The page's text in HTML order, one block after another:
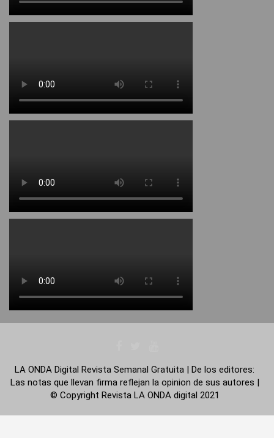
LA ONDA Digital Revista Semanal Gratuita | De los editores:
Las notas que llevan firma reflejan la opinion de sus autores |
© Copyright Revista LA ONDA digital 2021